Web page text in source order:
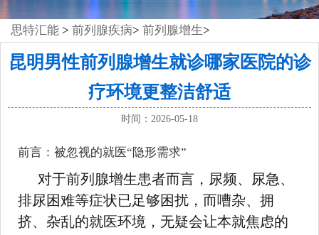
思特汇能 >前列腺疾病>前列腺增生>
昆明男性前列腺增生就诊哪家医院的诊
疗环境更整洁舒适
时间：2026-05-18
前言：被忽视的就医“隐形需求”
对于前列腺增生患者而言，尿频、尿急、
排尿困难等症状已足够困扰，而嘈杂、拥
挤、杂乱的就医环境，无疑会让本就焦虑的